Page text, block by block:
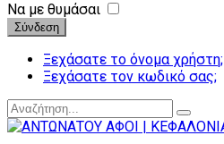
Να με θυμάσαι
Σύνδεση
Ξεχάσατε το όνομα χρήστη;
Ξεχάσατε τον κωδικό σας;